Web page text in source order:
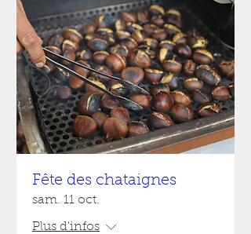
Fête des chataignes
sam. 11 oct.
Plus d'infos